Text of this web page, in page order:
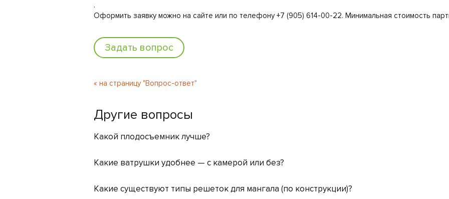
.
Оформить заявку можно на сайте или по телефону +7 (905) 614-00-22. Минимальная стоимость
Задать вопрос
« на страницу "Вопрос-ответ"
Другие вопросы
Какой плодосъемник лучше?
Какие ватрушки удобнее — с камерой или без?
Какие существуют типы решеток для мангала (по конструкции)?